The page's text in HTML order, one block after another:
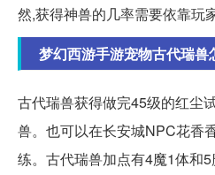
然,获得神兽的几率需要依靠玩
梦幻西游手游宠物古代瑞
古代瑞兽获得做完45级的红尘
兽。也可以在长安城NPC花香
练。古代瑞兽加点有4魔1体和